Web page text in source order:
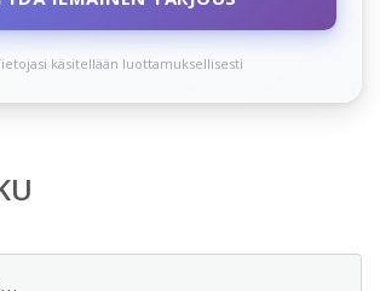
käsitellään luottamuksellisesti